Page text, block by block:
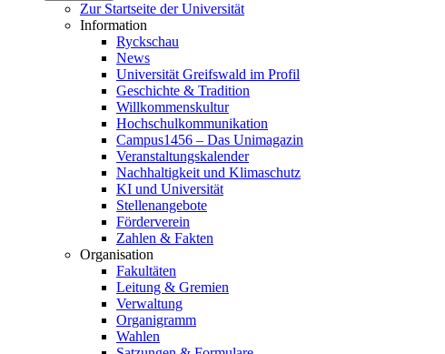
Zur Startseite der Universität
Information
Ryckschau
News
Universität Greifswald im Profil
Geschichte & Tradition
Willkommenskultur
Hochschulkommunikation
Campus1456 – Das Unimagazin
Veranstaltungskalender
Nachhaltigkeit und Klimaschutz
KI und Universität
Stellenangebote
Förderverein
Zahlen & Fakten
Organisation
Fakultäten
Leitung & Gremien
Verwaltung
Organigramm
Wahlen